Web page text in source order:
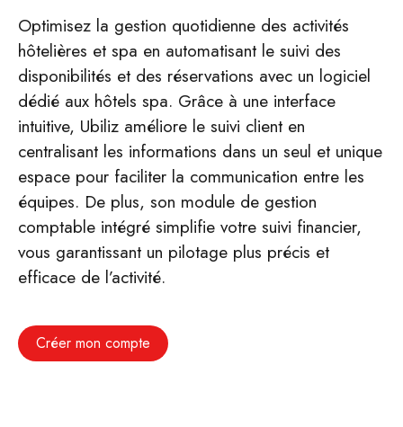
Optimisez la gestion quotidienne des activités
hôtelières et spa en automatisant le suivi des
disponibilités et des réservations avec un logiciel
dédié aux hôtels spa. Grâce à une interface
intuitive, Ubiliz améliore le suivi client en
centralisant les informations dans un seul et unique
espace pour faciliter la communication entre les
équipes. De plus, son module de gestion
comptable intégré simplifie votre suivi financier,
vous garantissant un pilotage plus précis et
efficace de l’activité.
Créer mon compte